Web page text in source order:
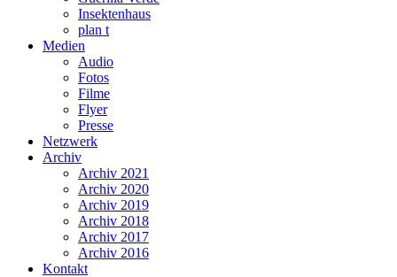
Insektenhaus
plan t
Medien
Audio
Fotos
Filme
Flyer
Presse
Netzwerk
Archiv
Archiv 2021
Archiv 2020
Archiv 2019
Archiv 2018
Archiv 2017
Archiv 2016
Kontakt